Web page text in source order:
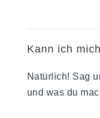
Kann ich
Natürlich! Sag
und was du